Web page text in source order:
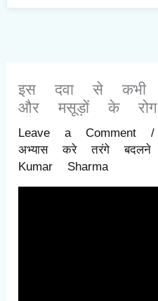
इस दवा से कभी
और मसूड़ों के रोग
Leave a Comment
अभ्यास करे तरंगे बदलने
Kumar Sharma